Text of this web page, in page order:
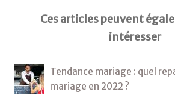
Ces articles peuvent
intéresser
Tendance mariage : quel
mariage en 2022 ?